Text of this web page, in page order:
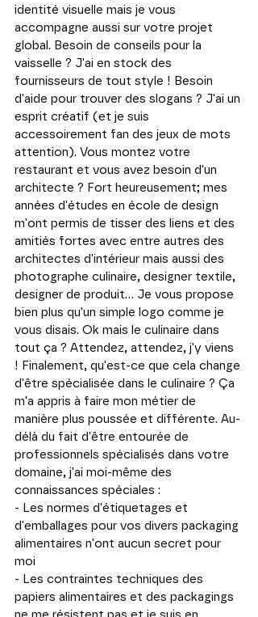
identité visuelle mais je vous
accompagne aussi sur votre projet
global. Besoin de conseils pour la
vaisselle ? J'ai en stock des
fournisseurs de tout style ! Besoin
d'aide pour trouver des slogans ? J'ai un
esprit créatif (et je suis
accessoirement fan des jeux de mots
attention). Vous montez votre
restaurant et vous avez besoin d'un
architecte ? Fort heureusement; mes
années d'études en école de design
m'ont permis de tisser des liens et des
amitiés fortes avec entre autres des
architectes d'intérieur mais aussi des
photographe culinaire, designer textile,
designer de produit... Je vous propose
bien plus qu'un simple logo comme je
vous disais. Ok mais le culinaire dans
tout ça ? Attendez, attendez, j'y viens
! Finalement, qu'est-ce que cela change
d'être spécialisée dans le culinaire ? Ça
m'a appris à faire mon métier de
manière plus poussée et différente. Au-
délà du fait d'être entourée de
professionnels spécialisés dans votre
domaine, j'ai moi-même des
connaissances spéciales :
- Les normes d'étiquetages et
d'emballages pour vos divers packaging
alimentaires n'ont aucun secret pour
moi
- Les contraintes techniques des
papiers alimentaires et des packagings